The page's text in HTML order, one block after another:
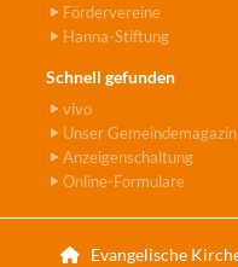
Fördervereine
Hanna-Stiftung
Schnell gefunden
vivo
Unser Gemeindemagazin
Anzeigenschaltung
Online-Formulare

Evangelische